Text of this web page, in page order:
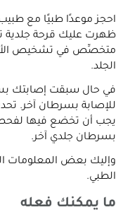
احجز موعدًا طبيًا مع
ظهرت عليك قرحة جلدية
متخصِّص في تشخيص
الجلد.
في حال سبقت إصابتك
للإصابة بسرطان آخر.
يجب أن تخضع فيها
بسرطان جلدي آخر.
وإليك بعض المعلومات
الطبي.
ما يمكنك فعله